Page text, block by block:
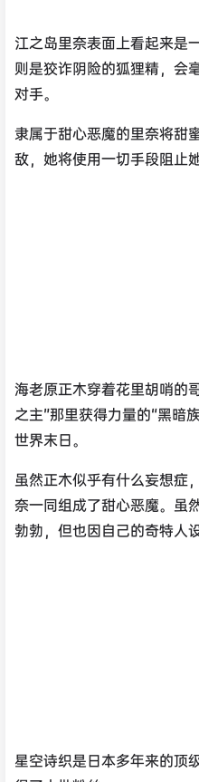
江之岛里奈表面上看起来是
则是狡诈阴险的狐狸精，会
对手。
隶属于甜心恶魔的里奈将甜
敌，她将使用一切手段阻止
海老原正木穿着花里胡哨的
之主”那里获得力量的“黑暗
世界末日。
虽然正木似乎有什么妄想症
奈一同组成了甜心恶魔。虽
勃勃，但也因自己的奇特人
星空诗织是日本多年来的顶